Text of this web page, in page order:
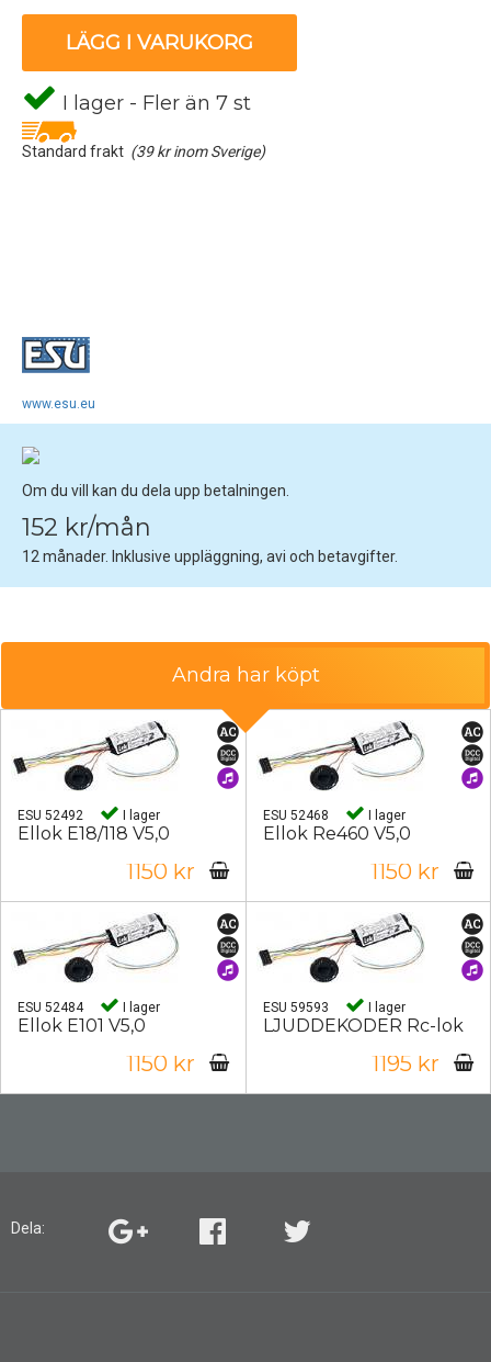
LÄGG I VARUKORG
I lager - Fler än 7 st
Standard frakt (39 kr inom Sverige)
www.esu.eu
Om du vill kan du dela upp betalningen.
152 kr/mån
12 månader. Inklusive uppläggning, avi och betavgifter.
Andra har köpt
ESU 52492 I lager
Ellok E18/118 V5,0
1150 kr
ESU 52468 I lager
Ellok Re460 V5,0
1150 kr
ESU 52484 I lager
Ellok E101 V5,0
1150 kr
ESU 59593 I lager
LJUDDEKODER Rc-lok
1195 kr
Dela: